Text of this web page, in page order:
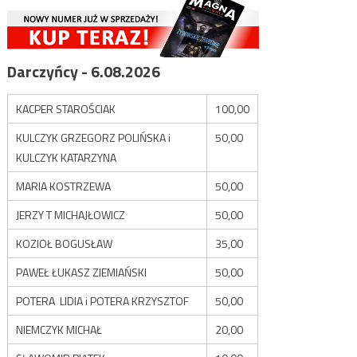
Darczyńcy - 6.08.2026
KACPER STAROŚCIAK
100,00
KULCZYK GRZEGORZ POLIŃSKA i
KULCZYK KATARZYNA
50,00
MARIA KOSTRZEWA
50,00
JERZY T MICHAJŁOWICZ
50,00
KOZIOŁ BOGUSŁAW
35,00
PAWEŁ ŁUKASZ ZIEMIAŃSKI
50,00
POTERA LIDIA i POTERA KRZYSZTOF
50,00
NIEMCZYK MICHAŁ
20,00